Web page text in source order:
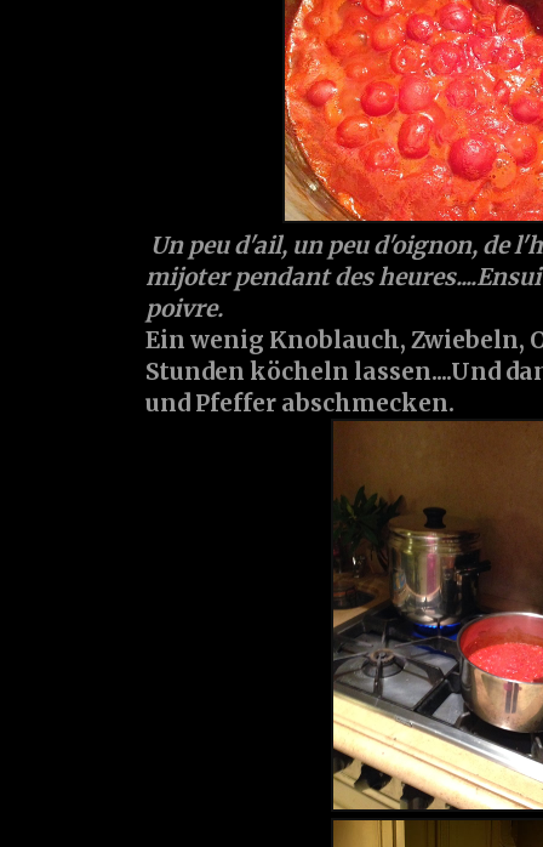
Un peu d'ail, un peu d'oignon, de
mijoter pendant des
poivre.
Ein wenig Knoblauch, Zwiebeln,
Stunden köcheln lassen....Und
und Pfeffer abschmecken.